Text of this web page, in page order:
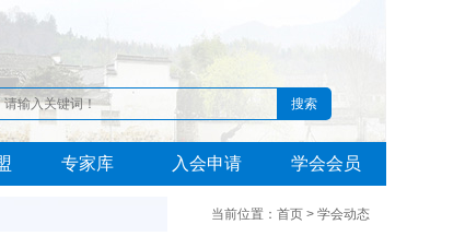
专家库 入会申请 学会会员
当前位置：首页 > 学会动态